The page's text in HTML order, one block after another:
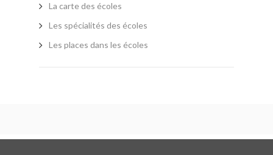
La carte des écoles
Les spécialités des écoles
Les places dans les écoles